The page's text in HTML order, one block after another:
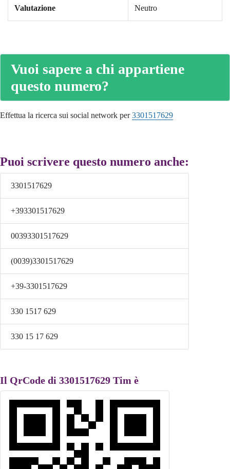
Valutazione Neutro
Vuoi sapere a chi appartiene
questo numero?
Effettua la ricerca sui social network per3301517629
Puoi scrivere questo numero anche:
3301517629
+393301517629
00393301517629
(0039)3301517629
+39-3301517629
330 1517 629
330 15 17 629
Il QrCode di 3301517629 Tim è